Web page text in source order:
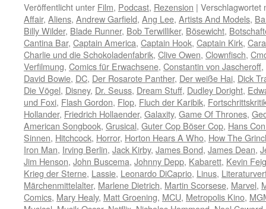
Veröffentlicht unter Film, Podcast, Rezension | Verschlagwortet
Affair, Aliens, Andrew Garfield, Ang Lee, Artists And Models,
Billy Wilder, Blade Runner, Bob Terwilliker, Bösewicht,
Cantina Bar, Captain America, Captain Hook, Captain Kirk,
Charlie und die Schokoladenfabrik, Clive Owen, Clownfisch,
Verfilmung, Comics für Erwachsene, Constantin von Jascheroff,
David Bowie, DC, Der Rosarote Panther, Der weiße Hai, Dick
Die Vögel, Disney, Dr. Seuss, Dream Stuff, Dudley Doright,
und Foxi, Flash Gordon, Flop, Fluch der Karibik,
Hollander, Friedrich Hollaender, Galaxity, Game Of Thrones,
American Songbook, Grusical, Guter Cop Böser Cop, Hans
Sinnen, Hitchcock, Horror, Horton Hears A Who, How The
Iron Man, Irving Berlin, Jack Kirby, James Bond, James Dean,
Jim Henson, John Buscema, Johnny Depp, Kabarett, Kevin
Krieg der Sterne, Lassie, Leonardo DiCaprio, Linus,
Märchenmittelalter, Marlene Dietrich, Martin Scorsese, Marvel,
Comics, Mary Healy, Matt Groening, MCU, Metropolis Kino,